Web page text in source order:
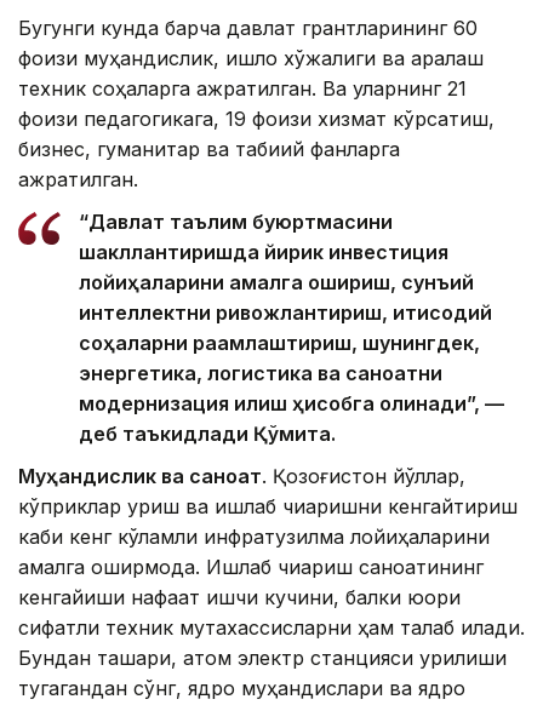
Бугунги кунда барча давлат грантларининг 60
фоизи муҳандислик, қишлоқ хўжалиги ва аралаш
техник соҳаларга ажратилган. Ва уларнинг 21
фоизи педагогикага, 19 фоизи хизмат кўрсатиш,
бизнес, гуманитар ва табиий фанларга
ажратилган.
“Давлат таълим буюртмасини
шакллантиришда йирик инвестиция
лойиҳаларини амалга ошириш, сунъий
интеллектни ривожлантириш, иқтисодий
соҳаларни рақамлаштириш, шунингдек,
энергетика, логистика ва саноатни
модернизация қилиш ҳисобга олинади”, —
деб таъкидлади Қўмита.
Муҳандислик ва саноат. Қозоғистон йўллар,
кўприклар қуриш ва ишлаб чиқаришни кенгайтириш
каби кенг кўламли инфратузилма лойиҳаларини
амалга оширмоқда. Ишлаб чиқариш саноатининг
кенгайиши нафақат ишчи кучини, балки юқори
сифатли техник мутахассисларни ҳам талаб қилади.
Бундан ташқари, атом электр станцияси қурилиши
тугагандан сўнг, ядро муҳандислари ва ядро